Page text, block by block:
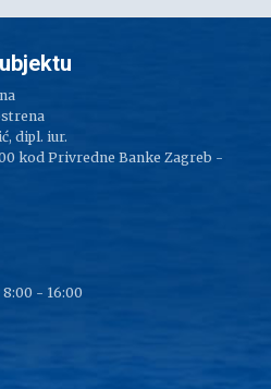
dipl. iur.
kod Privredne Banke Zagreb -
- 16:00